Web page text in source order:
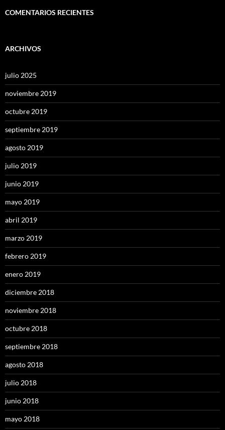
COMENTARIOS RECIENTES
ARCHIVOS
julio 2025
noviembre 2019
octubre 2019
septiembre 2019
agosto 2019
julio 2019
junio 2019
mayo 2019
abril 2019
marzo 2019
febrero 2019
enero 2019
diciembre 2018
noviembre 2018
octubre 2018
septiembre 2018
agosto 2018
julio 2018
junio 2018
mayo 2018